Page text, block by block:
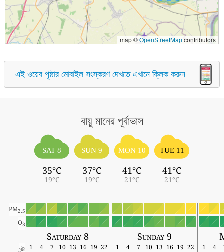
map ©OpenStreetMapcontributors
এই ওয়েব পৃষ্ঠার মোবাইল সংস্করণ দেখতে এখানে ক্লিক করুন
বায়ু মানের পূর্বাভাস
SAT 8
35°C
19°C
SUN 9
37°C
19°C
MON 10
41°C
21°C
TUE 11
41°C
21°C
PM2.5
O3
Saturday 8 Sunday 9
ঘন্টা 1 4 7 10 13 16 19 22 1 4 7 10 13 16 19 22 1 4